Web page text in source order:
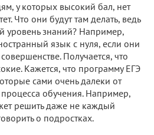
у которых высокий бал, нет
Что они будут там делать, ведь
уровень знаний? Например,
язык с нуля, если они
Получается, что
Кажется, что программу ЕГЭ
сами очень далеки от
обучения. Например,
решить даже не каждый
о подростках.